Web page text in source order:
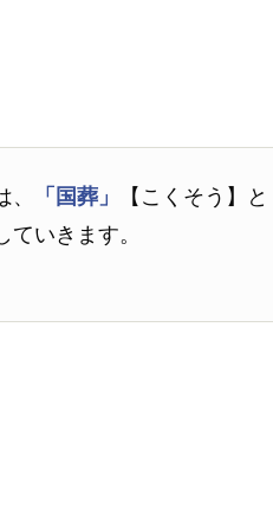
「国葬」 【こくそう】と
ていきます。